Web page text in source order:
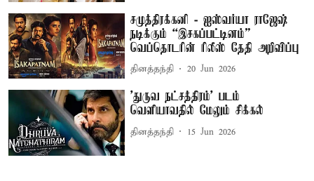
சமுத்திரக்கனி - ஐஸ்வர்யா ராஜேஷ்
நடிக்கும் “இசகப்பட்டினம்”
வெப்தொடரின் ரிலீஸ் தேதி அறிவிப்பு
தினத்தந்தி 20 Jun 2026
'துருவ நட்சத்திரம்' படம்
வெளியாவதில் மேலும் சிக்கல்
தினத்தந்தி 15 Jun 2026